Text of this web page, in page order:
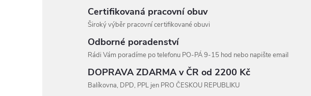
Certifikovaná pracovní obuv
Široký výběr pracovní certifikované obuvi
Odborné poradenství
Rádi Vám poradíme po telefonu PO-PÁ 9-15 hod nebo napište email
DOPRAVA ZDARMA v ČR od 2200 Kč
Balíkovna, DPD, PPL jen PRO ČESKOU REPUBLIKU